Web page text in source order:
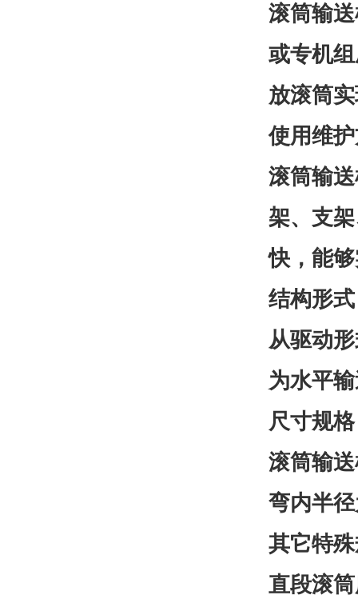
滚筒输
或专机
放滚筒
使用维
滚筒输
架、支
快，能
结构形
从驱动
为水平
尺寸规
滚筒输
弯内半
其它特
直段滚